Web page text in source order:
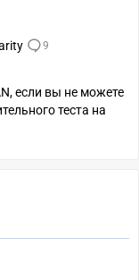
9
если вы не можете
теста на